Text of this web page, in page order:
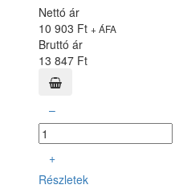
Nettó ár
10 903 Ft+ ÁFA
Bruttó ár
13 847 Ft
–
+
Részletek